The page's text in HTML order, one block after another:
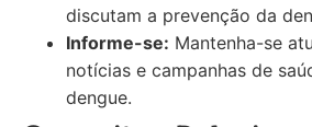
discutam a prevenção da
Informe-se: Mantenha-se
notícias e campanhas de
dengue.